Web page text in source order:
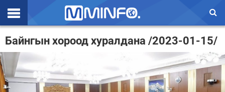
Эхлэл
Цаг агаар
Валют ханш
Байнгын хороод хуралдана /2023-01-15/